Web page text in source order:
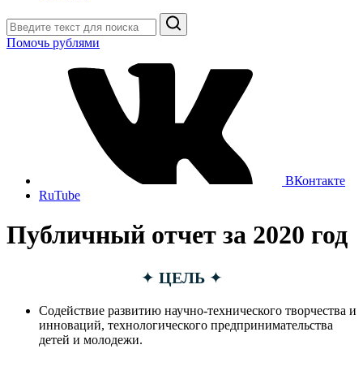
Поиск
Помочь рублями
ВКонтакте
RuTube
Публичный отчет за 2020 год
✦ ЦЕЛЬ✦
Содействие развитию научно-технического творчества и
инноваций, технологического предпринимательства
детей и молодежи.